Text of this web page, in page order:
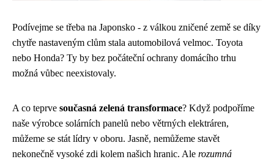
Podívejme se třeba na Japonsko - z válkou zničené země se díky
chytře nastaveným clům stala automobilová velmoc. Toyota
nebo Honda? Ty by bez počáteční ochrany domácího trhu
možná vůbec neexistovaly.
A co teprve současná zelená transformace? Když podpoříme
naše výrobce solárních panelů nebo větrných elektráren,
můžeme se stát lídry v oboru. Jasně, nemůžeme stavět
nekonečně vysoké zdi kolem našich hranic. Ale rozumná